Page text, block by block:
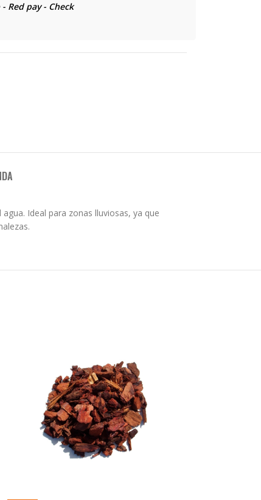
Red pay - Check
Ideal para zonas lluviosas, ya que